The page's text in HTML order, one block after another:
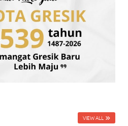
VIEW ALL